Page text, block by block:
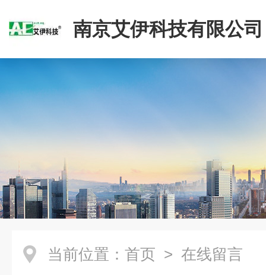
南京艾伊科技有限公司
当前位置： 首页 > 在线留言